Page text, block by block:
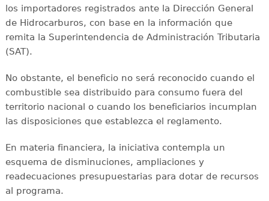
los importadores registrados ante la Dirección General
de Hidrocarburos, con base en la información que
remita la Superintendencia de Administración Tributaria
(SAT).
No obstante, el beneficio no será reconocido cuando el
combustible sea distribuido para consumo fuera del
territorio nacional o cuando los beneficiarios incumplan
las disposiciones que establezca el reglamento.
En materia financiera, la iniciativa contempla un
esquema de disminuciones, ampliaciones y
readecuaciones presupuestarias para dotar de recursos
al programa.